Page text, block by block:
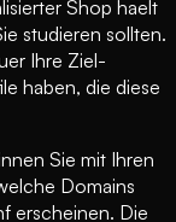
Shop haelt
studieren sollten.
Ihre Ziel-
haben, die diese
Sie mit Ihren
Domains
erscheinen. Die